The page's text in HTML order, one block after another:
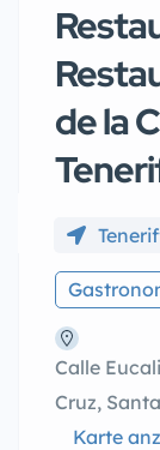
de la
Calle
Cruz,
Karte